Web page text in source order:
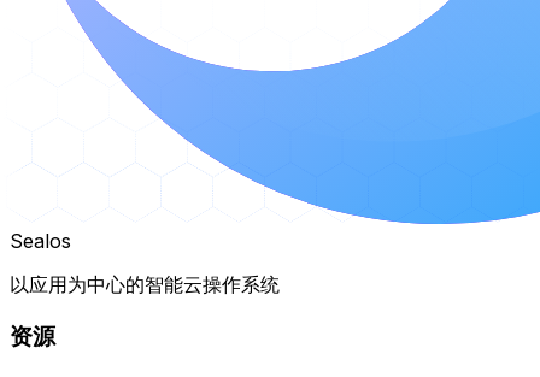
Sealos
以应用为中心的智能云操作系统
资源